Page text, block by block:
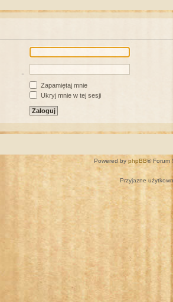
Zapamiętaj mnie
Ukryj mnie w tej sesji
Powered by phpBB® Forum
Przyjazne